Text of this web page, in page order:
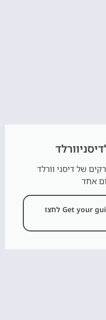
של דיסני וורלד
אחד
לפרטים והזמנות דרך Get your guide לחצו